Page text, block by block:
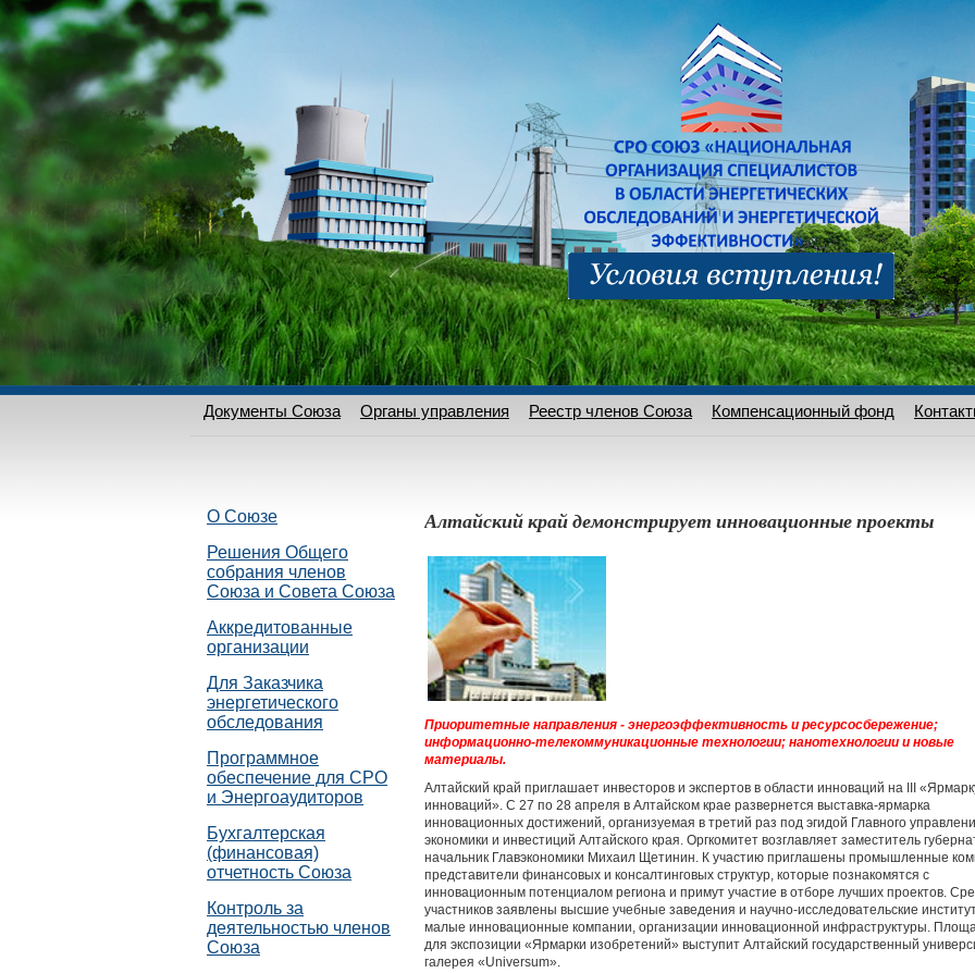
Документы Союза Органы управления Реестр членов Союза Компенсационный фонд
О Союзе
Решения Общего
собрания членов
Союза и Совета Союза
Аккредитованные
организации
Для Заказчика
энергетического
обследования
Программное
обеспечение для СРО
и Энергоаудиторов
Бухгалтерская
(финансовая)
отчетность Союза
Контроль за
деятельностью членов
Союза
Алтайский край демонстрирует инновационные проекты
Приоритетные направления - энергоэффективность и ресурсосбережение;
информационно-телекоммуникационные технологии; нанотехнологии и новые
материалы.
Алтайский край приглашает инвесторов и экспертов в области инноваций на III
инноваций». С 27 по 28 апреля в Алтайском крае развернется выставка-ярмарка
инновационных достижений, организуемая в третий раз под эгидой Главного
экономики и инвестиций Алтайского края. Оргкомитет возглавляет заместитель
начальник Главэкономики Михаил Щетинин. К участию приглашены промышленные
представители финансовых и консалтинговых структур, которые познакомятся с
инновационным потенциалом региона и примут участие в отборе лучших проектов.
участников заявлены высшие учебные заведения и научно-исследовательские
малые инновационные компании, организации инновационной инфраструктуры.
для экспозиции «Ярмарки изобретений» выступит Алтайский государственный
галерея «Universum».